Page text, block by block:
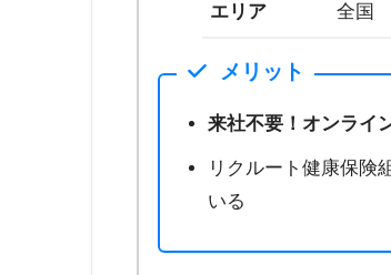
エリア 全国
メリット
来社不要！オンライ
リクルート健康保険
いる